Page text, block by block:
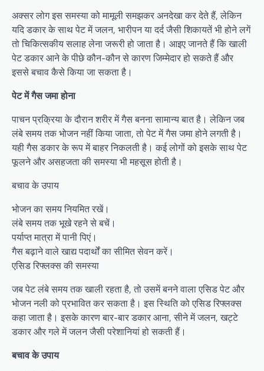
अक्सर लोग इस समस्या को मामूली समझकर अनदेखा कर देते हैं, लेकिन
यदि डकार के साथ पेट में जलन, भारीपन या दर्द जैसी शिकायतें भी होने लगें
तो चिकित्सकीय सलाह लेना जरूरी हो जाता है। आइए जानते हैं कि खाली
पेट डकार आने के पीछे कौन-कौन से कारण जिम्मेदार हो सकते हैं और
इससे बचाव कैसे किया जा सकता है।
पेट में गैस जमा होना
पाचन प्रक्रिया के दौरान शरीर में गैस बनना सामान्य बात है। लेकिन जब
लंबे समय तक भोजन नहीं किया जाता, तो पेट में गैस जमा होने लगती है।
यही गैस डकार के रूप में बाहर निकलती है। कई लोगों को इसके साथ पेट
फूलने और असहजता की समस्या भी महसूस होती है।
बचाव के उपाय
भोजन का समय नियमित रखें।
लंबे समय तक भूखे रहने से बचें।
पर्याप्त मात्रा में पानी पिएं।
गैस बढ़ाने वाले खाद्य पदार्थों का सीमित सेवन करें।
एसिड रिफ्लक्स की समस्या
जब पेट लंबे समय तक खाली रहता है, तो उसमें बनने वाला एसिड पेट और
भोजन नली को प्रभावित कर सकता है। इस स्थिति को एसिड रिफ्लक्स
कहा जाता है। इसके कारण बार-बार डकार आना, सीने में जलन, खट्टे
डकार और गले में जलन जैसी परेशानियां हो सकती हैं।
बचाव के उपाय